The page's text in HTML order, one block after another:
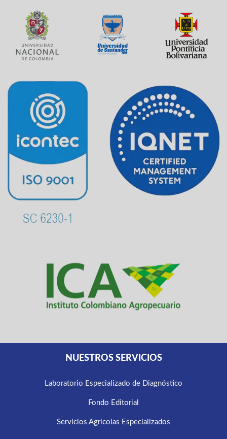
NUESTROS SERVICIOS
Laboratorio Especializado de Diagnóstico
Fondo Editorial
Servicios Agrícolas Especializados